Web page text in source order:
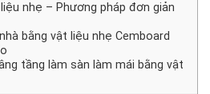
nhẹ – Phương pháp đơn giản
bằng vật liệu nhẹ Cemboard
tầng làm sàn làm mái bằng vật